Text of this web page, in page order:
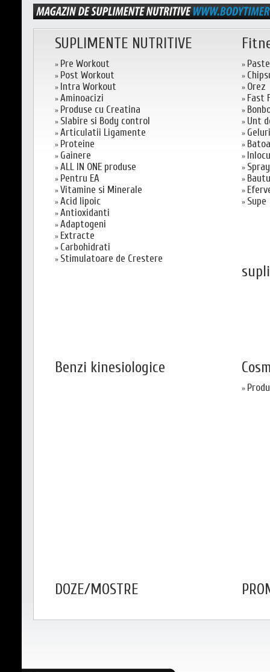
SUPLIMENTE NUTRITIVE
» Pre Workout
» Post Workout
» Intra Workout
» Aminoacizi
» Produse cu Creatina
» Slabire si Body control
» Articulatii Ligamente
» Proteine
» Gainere
» ALL IN ONE produse
» Pentru EA
» Vitamine si Minerale
» Acid lipoic
» Antioxidanti
» Adaptogeni
» Extracte
» Carbohidrati
» Stimulatoare de Crestere
» Paste
»
» Orez
» Fast
»
» Unt
»
»
»
»
»
»
» Supe
Benzi kinesiologice
»
DOZE/MOSTRE